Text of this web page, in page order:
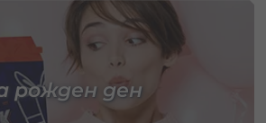
рожден ден